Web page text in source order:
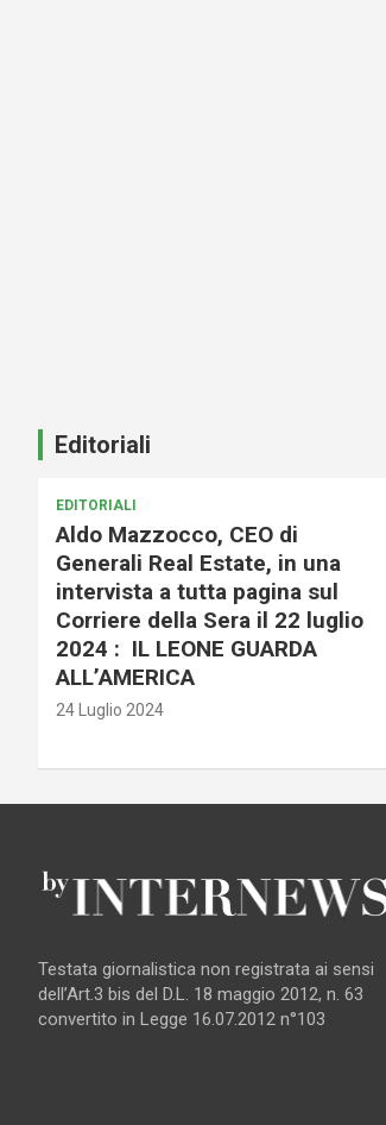
Editoriali
EDITORIALI
Aldo Mazzocco, CEO di
Generali Real Estate, in una
intervista a tutta pagina sul
Corriere della Sera il 22 luglio
2024 : IL LEONE GUARDA
ALL’AMERICA
24 Luglio 2024
Testata giornalistica non registrata ai sensi
dell’Art.3 bis del D.L. 18 maggio 2012, n. 63
convertito in Legge 16.07.2012 n°103